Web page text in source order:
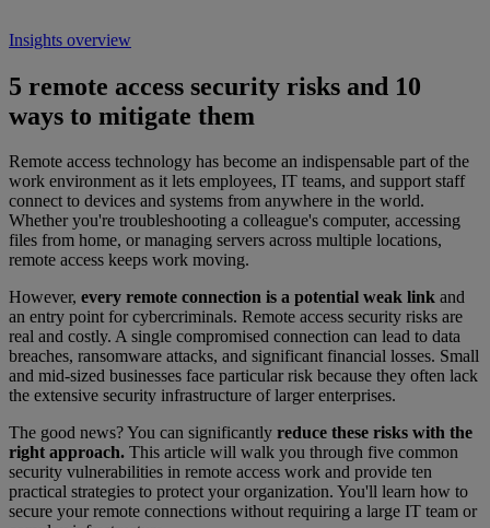
Insights overview
5 remote access security risks and 10
ways to mitigate them
Remote access technology has become an indispensable part of the
work environment as it lets employees, IT teams, and support staff
connect to devices and systems from anywhere in the world.
Whether you're troubleshooting a colleague's computer, accessing
files from home, or managing servers across multiple locations,
remote access keeps work moving.
However, every remote connection is a potential weak link and
an entry point for cybercriminals. Remote access security risks are
real and costly. A single compromised connection can lead to data
breaches, ransomware attacks, and significant financial losses. Small
and mid-sized businesses face particular risk because they often lack
the extensive security infrastructure of larger enterprises.
The good news? You can significantly reduce these risks with the
right approach. This article will walk you through five common
security vulnerabilities in remote access work and provide ten
practical strategies to protect your organization. You'll learn how to
secure your remote connections without requiring a large IT team or